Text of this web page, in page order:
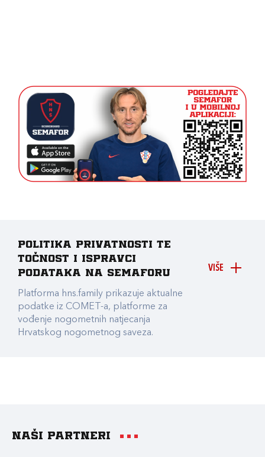
VIŠE
Politika privatnosti te
točnost i ispravci
podataka na Semaforu
Platforma hns.family prikazuje aktualne
podatke iz COMET-a, platforme za
vođenje nogometnih natjecanja
Hrvatskog nogometnog saveza.
Naši partneri